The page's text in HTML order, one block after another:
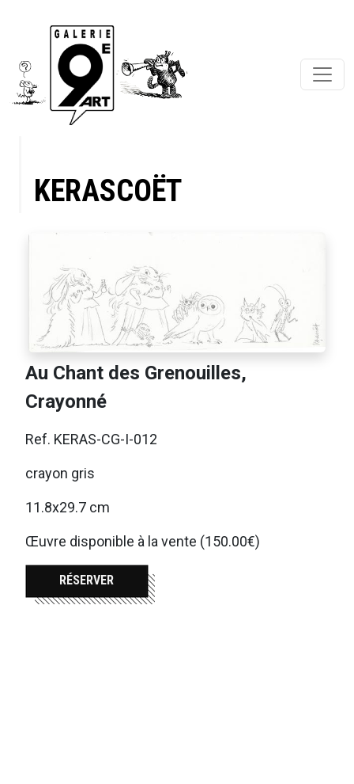
KERASCOËT
Au Chant des Grenouilles,
Crayonné
Ref. KERAS-CG-I-012
crayon gris
11.8x29.7 cm
Œuvre disponible à la vente (150.00€)
RÉSERVER